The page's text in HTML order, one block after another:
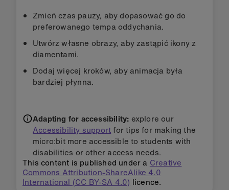
Zmień czas pauzy, aby dopasować go do
preferowanego tempa oddychania.
Utwórz własne obrazy, aby zastąpić ikony z
diamentami.
Dodaj więcej kroków, aby animacja była
bardziej płynna.
Adapting for accessibility: explore our
Accessibility supportfor tips for making the
micro:bit more accessible to students with
disabilities or other access needs.
This content is published under a Creative
Commons Attribution-ShareAlike 4.0
International (CC BY-SA 4.0) licence.